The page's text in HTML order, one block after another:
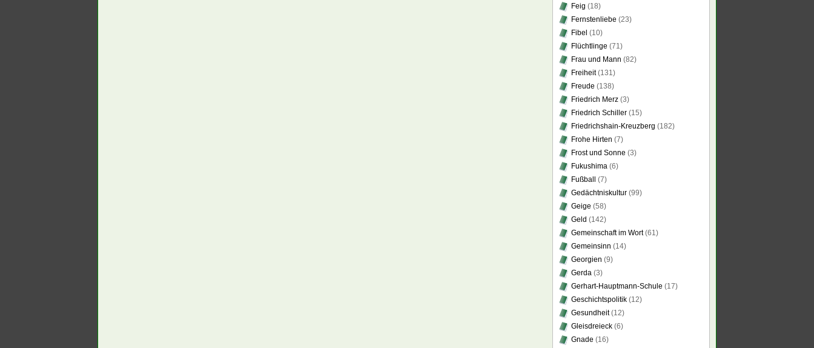
Feig (18)
Fernstenliebe (23)
Fibel (10)
Flüchtlinge (71)
Frau und Mann (82)
Freiheit(131)
Freude (138)
Friedrich Merz (3)
Friedrich Schiller (15)
Friedrichshain-Kreuzberg (182)
Frohe Hirten (7)
Frost und Sonne (3)
Fukushima (6)
Fußball
(7)
Gedächtniskultur (99)
Geige (58)
Geld (142)
Gemeinschaft im Wort(61)
Gemeinsinn (14)
Georgien (9)
Gerda (3)
Gerhart-Hauptmann-Schule (17)
Geschichtspolitik (12)
Gesundheit(12)
Gleisdreieck (6)
Gnade (16)